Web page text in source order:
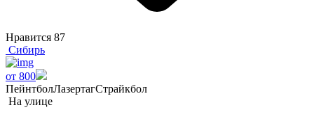
Нравится 87
Сибирь
от 800
ПейнтболЛазертагСтрайкбол
На улице